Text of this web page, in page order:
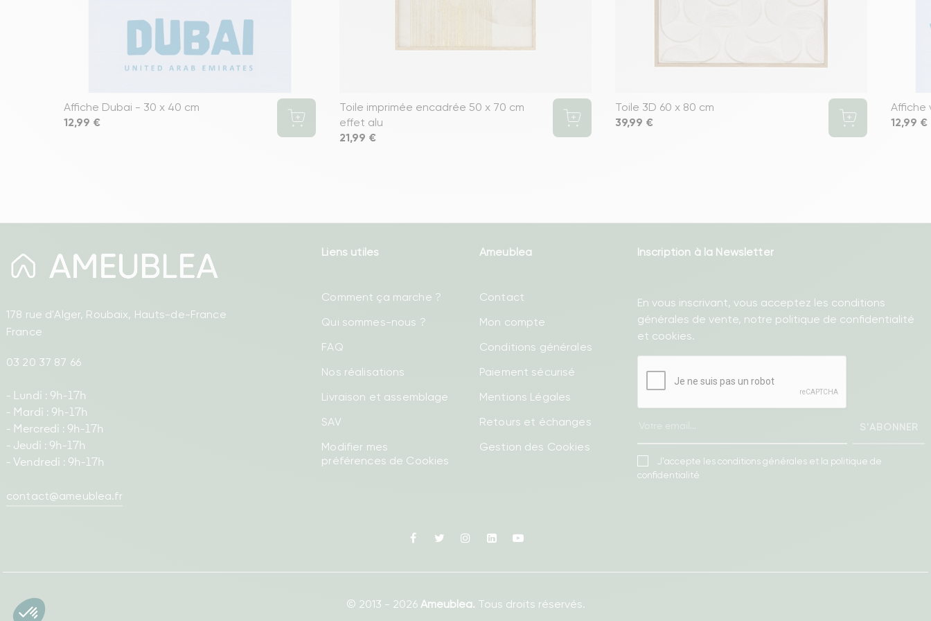
Affiche Dubai - 30 x 40 cm
Prix
12,99 €
Toile imprimée encadrée 50 x 70 cm
effet alu
Prix
21,99 €
Toile 3D 60 x 80 cm
Prix
39,99 €
Affiche
Prix
12,99 €
178 rue d'Alger, Roubaix, Hauts-de-France
France
03 20 37 87 66
- Lundi : 9h-17h
- Mardi : 9h-17h
- Mercredi : 9h-17h
- Jeudi : 9h-17h
- Vendredi : 9h-17h
contact@ameublea.fr
Liens utiles
Comment ça marche ?
Qui sommes-nous ?
FAQ
Nos réalisations
Livraison et assemblage
SAV
Modifier mes
préférences de Cookies
Ameublea
Contact
Mon compte
Conditions générales
Paiement sécurisé
Mentions Légales
Retours et échanges
Gestion des Cookies
Inscription à la Newsletter
En vous inscrivant, vous acceptez les conditions
générales de vente, notre politique de confidentialité
et cookies.
S'ABONNER
J'accepte les conditions générales et la politique de
confidentialité
Facebook
Twitter InstagramLinkedin
© 2013 - 2026 Ameublea. Tous droits réservés.